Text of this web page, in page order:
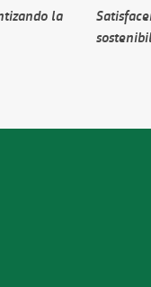
la